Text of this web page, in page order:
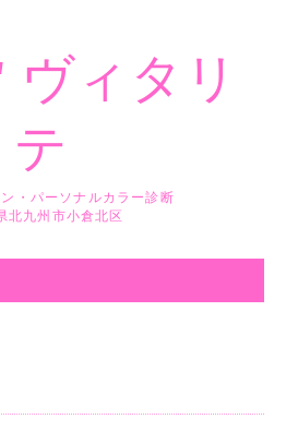
ヴィタリ
テ
・パーソナルカラー診断
北九州市小倉北区